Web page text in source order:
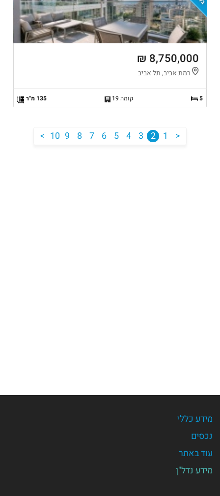
8,750,000 ₪
רמת אביב, תל אביב
5 קומה 19 135 מ"ר
>
1
2
3
4
5
6
7
8
9
10
<
מידע כללי
נכסים
עוד באתר
מידע נדל"ן